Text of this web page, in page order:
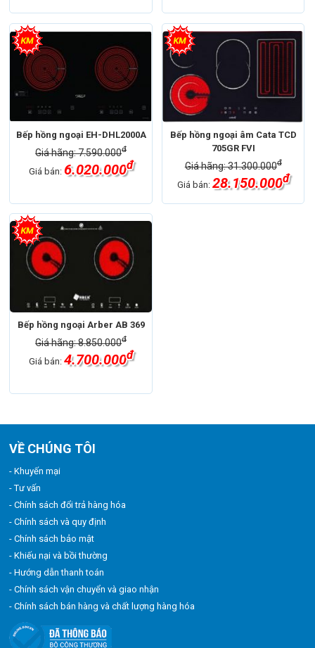
Bếp hồng ngoại EH-DHL2000A
Giá hãng: 7.590.000đ
Giá bán: 6.020.000đ
Bếp hồng ngoại âm Cata TCD
705GR FVI
Giá hãng: 31.300.000đ
Giá bán: 28.150.000đ
Bếp hồng ngoại Arber AB 369
Giá hãng: 8.850.000đ
Giá bán: 4.700.000đ
VỀ CHÚNG TÔI
- Khuyến mại
- Tư vấn
- Chính sách đổi trả hàng hóa
- Chính sách và quy định
- Chính sách bảo mật
- Khiếu nại và bồi thường
- Hướng dẫn thanh toán
- Chính sách vận chuyển và giao nhận
- Chính sách bán hàng và chất lượng hàng hóa